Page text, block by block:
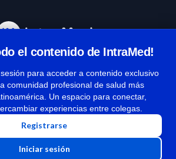
el contenido de IntraMed!
para acceder a contenido exclusivo
comunidad profesional de salud más
Un espacio para conectar,
experiencias entre colegas.
Registrarse
Iniciar sesión
Términos y condiciones
| Políticas de privacidad
derechos reservados | Copyright 1997-2026